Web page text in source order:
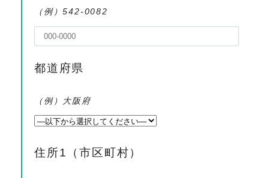
（例）542-0082
都道府県
（例）大阪府
住所1（市区町村）